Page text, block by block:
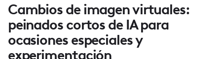
Cambios de imagen virtuales:
peinados cortos de IA para
ocasiones especiales y
experimentación